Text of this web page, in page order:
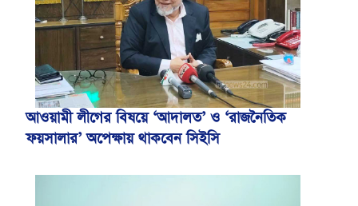
আওয়ামী লীগের বিষয়ে ‘আদালত’ ও ‘রাজনৈতিক
ফয়সালার’ অপেক্ষায় থাকবেন সিইসি